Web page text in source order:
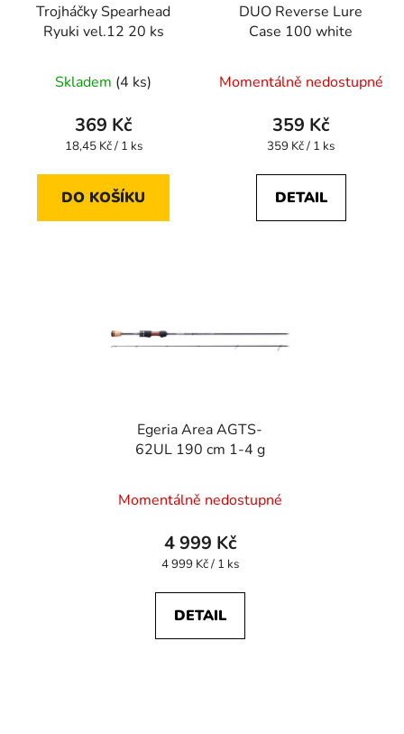
Trojháčky Spearhead
Ryuki vel.12 20 ks
Skladem (4 ks)
369 Kč
Měrná
18,45 Kč / 1 ks
DO KOŠÍKU
DUO Reverse Lure
Case 100 white
Momentálně nedostupné
359 Kč
Měrná
359 Kč / 1 ks
DETAIL
Egeria Area AGTS-
62UL 190 cm 1-4 g
Momentálně nedostupné
4 999 Kč
Měrná
4 999 Kč / 1 ks
DETAIL